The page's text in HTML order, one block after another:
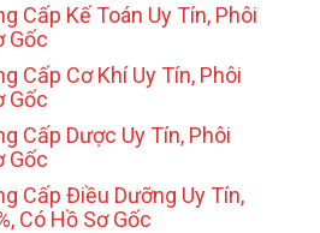
Cấp Kế Toán Uy Tín, Phôi
Gốc
Cấp Cơ Khí Uy Tín, Phôi
Gốc
Cấp Dược Uy Tín, Phôi
Gốc
Cấp Điều Dưỡng Uy Tín,
Có Hồ Sơ Gốc